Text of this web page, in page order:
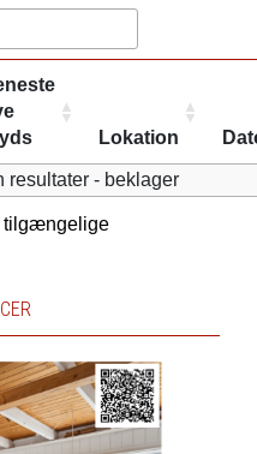
Lokation
resultater - beklager
tilgængelige